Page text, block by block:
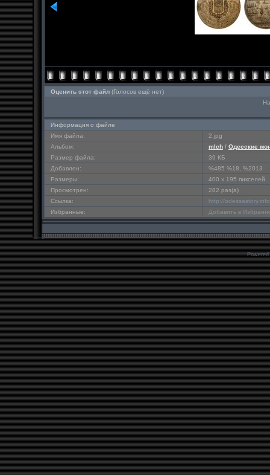
Оценить этот файл (Голосов ещё нет)
Информация о файле
Имя файла:
2.jpg
Альбом:
mlch / Одесские
Размер файла:
39 КБ
Добавлен:
%485 %18, %2013
Размеры:
400 x 195 пикселей
Просмотрен:
282 раз(а)
Ссылка:
http://
Избранные:
Добавить в